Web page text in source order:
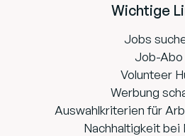
Wichtige
Jobs
Job-Abo
Volunteer
Werbung
Auswahlkriterien für
Nachhaltigkeit bei